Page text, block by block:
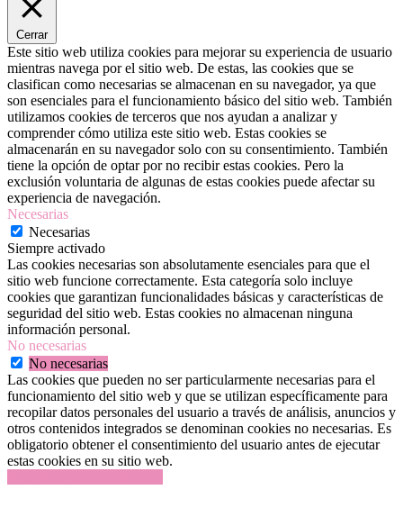
Cerrar
Este sitio web utiliza cookies para mejorar su experiencia de usuario
mientras navega por el sitio web. De estas, las cookies que se
clasifican como necesarias se almacenan en su navegador, ya que
son esenciales para el funcionamiento básico del sitio web. También
utilizamos cookies de terceros que nos ayudan a analizar y
comprender cómo utiliza este sitio web. Estas cookies se
almacenarán en su navegador solo con su consentimiento. También
tiene la opción de optar por no recibir estas cookies. Pero la
exclusión voluntaria de algunas de estas cookies puede afectar su
experiencia de navegación.
Necesarias
Necesarias
Siempre activado
Las cookies necesarias son absolutamente esenciales para que el
sitio web funcione correctamente. Esta categoría solo incluye
cookies que garantizan funcionalidades básicas y características de
seguridad del sitio web. Estas cookies no almacenan ninguna
información personal.
No necesarias
No necesarias
Las cookies que pueden no ser particularmente necesarias para el
funcionamiento del sitio web y que se utilizan específicamente para
recopilar datos personales del usuario a través de análisis, anuncios y
otros contenidos integrados se denominan cookies no necesarias. Es
obligatorio obtener el consentimiento del usuario antes de ejecutar
estas cookies en su sitio web.